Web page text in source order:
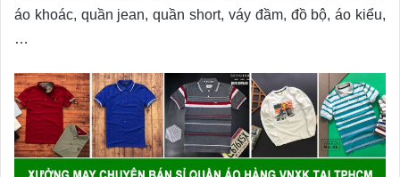
áo khoác, quần jean, quần short, váy đầm, đồ bộ, áo kiểu,
…